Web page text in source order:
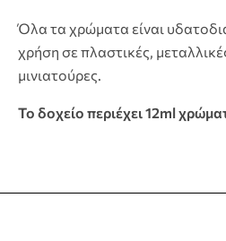
Όλα τα χρώματα είναι
χρήση σε πλαστικές,
μινιατούρες.
Το δοχείο περιέχει 12ml